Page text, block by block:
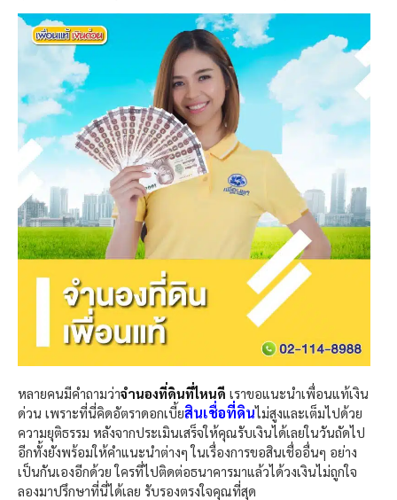
หลายคนมีคำถามว่าจำนองที่ดินที่ไหนดี เราขอแนะนำเพื่อนแท้เงิน
ด่วน เพราะที่นี่คิดอัตราดอกเบี้ยสินเชื่อที่ดินไม่สูงและเต็มไปด้วย
ความยุติธรรม หลังจากประเมินเสร็จให้คุณรับเงินได้เลยในวันถัดไป
อีกทั้งยังพร้อมให้คำแนะนำต่างๆ ในเรื่องการขอสินเชื่ออื่นๆ อย่าง
เป็นกันเองอีกด้วย ใครที่ไปติดต่อธนาคารมาแล้วได้วงเงินไม่ถูกใจ
ลองมาปรึกษาที่นี่ได้เลย รับรองตรงใจคุณที่สุด